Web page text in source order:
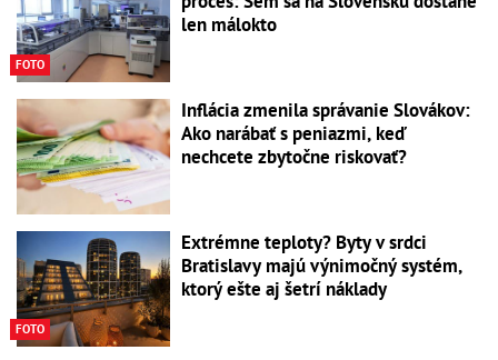
FOTO
len málokto
Inflácia zmenila správanie Slovákov:
Ako narábať s peniazmi, keď
nechcete zbytočne riskovať?
FOTO
Extrémne teploty? Byty v srdci
Bratislavy majú výnimočný systém,
ktorý ešte aj šetrí náklady